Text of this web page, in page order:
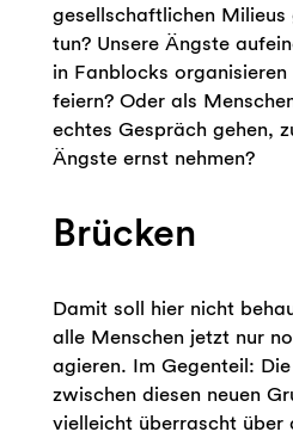
gesellschaftlichen Milieus
tun? Unsere Ängste
in Fanblocks
feiern? Oder als
echtes Gespräch gehen,
Ängste ernst nehmen?
Brücken
Damit soll hier nicht
alle Menschen jetzt nur
agieren. Im Gegenteil:
zwischen diesen neuen
vielleicht überrascht über